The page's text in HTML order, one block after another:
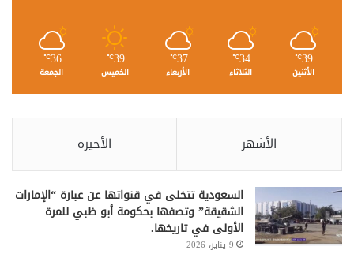
39
℃
الأثنين
34
℃
الثلاثاء
37
℃
الأربعاء
39
℃
الخميس
36
℃
الجمعة
الأشهر الأخيرة
السعودية تتخلى في قنواتها عن عبارة “الإمارات
الشقيقة” وتصفها بحكومة أبو ظبي للمرة
الأولى في تاريخها.
9 يناير، 2026